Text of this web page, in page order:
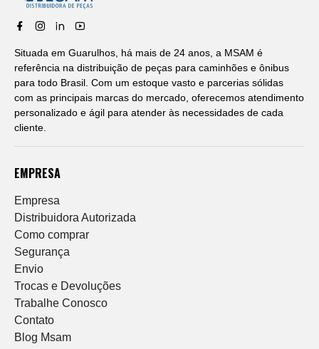
Situada em Guarulhos, há mais de 24 anos, a MSAM é
referência na distribuição de peças para caminhões e ônibus
para todo Brasil. Com um estoque vasto e parcerias sólidas
com as principais marcas do mercado, oferecemos atendimento
personalizado e ágil para atender às necessidades de cada
cliente.
EMPRESA
Empresa
Distribuidora Autorizada
Como comprar
Segurança
Envio
Trocas e Devoluções
Trabalhe Conosco
Contato
Blog Msam